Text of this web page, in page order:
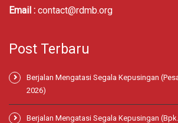
Email : contact@rdmb.org
Post Terbaru
Berjalan Mengatasi Segala Kepusingan
2026)
Berjalan Mengatasi Segala Kepusingan